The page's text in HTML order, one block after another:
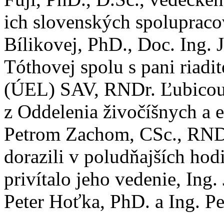
ich slovenských
Bílikovej, PhD., Doc. Ing.
Tóthovej spolu s pani
(ÚEL) SAV, RNDr.
z Oddelenia živočíšnych a
Petrom Zachom, CSc.,
dorazili v poludňajších
privítalo jeho vedenie, Ing.
Peter Hoťka, PhD. a Ing.